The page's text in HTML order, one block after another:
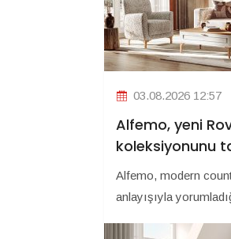
03.08.2026 12:57
Alfemo, yeni
koleksiyonunu
Alfemo, modern
anlayışıyla